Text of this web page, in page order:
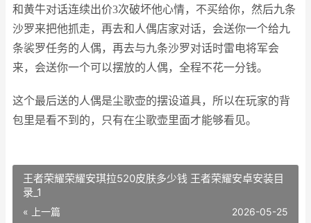
和黄牛对话连续出价3次破坏他心情，不买给你，然后九条
沙罗来把他抓走，再去和人偶店家对话，会送你一个给九
条裟罗任务的人偶，再去与九条沙罗对话时雷电将军会
来，会送你一个可以摆放的人偶，全程不花一分钱。
这个最后送的人偶是尘歌壶的摆设道具，所以在玩家的背
包里是看不到的，只有在尘歌壶里面才能够看见。
王者荣耀荣耀安琪拉520皮肤多少钱 王者荣耀安卓安装目
录_1
« 上一篇 2026-05-25